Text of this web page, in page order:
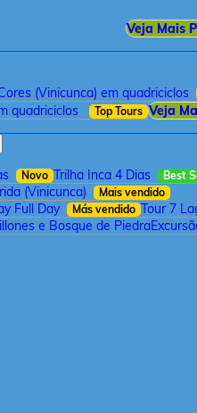
Veja Mais
(Vinicunca) em quadriciclos
quadriciclos Top Tours Veja
Novo Trilha Inca 4 Dias Best
(Vinicunca) Mais vendido
Full Day Más vendido Tour 7
e Bosque de Piedra